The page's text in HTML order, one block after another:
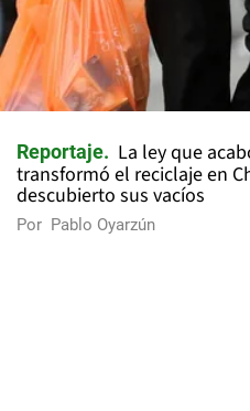
Reportaje
La ley que
transformó el reciclaje en
descubierto sus vacíos
Por Pablo Oyarzún